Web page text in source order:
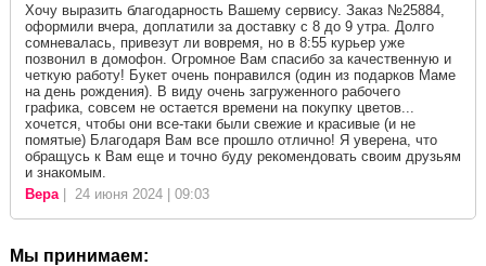
Хочу выразить благодарность Вашему сервису. Заказ №25884,
оформили вчера, доплатили за доставку с 8 до 9 утра. Долго
сомневалась, привезут ли вовремя, но в 8:55 курьер уже
позвонил в домофон. Огромное Вам спасибо за качественную и
четкую работу! Букет очень понравился (один из подарков Маме
на день рождения). В виду очень загруженного рабочего
графика, совсем не остается времени на покупку цветов...
хочется, чтобы они все-таки были свежие и красивые (и не
помятые) Благодаря Вам все прошло отлично! Я уверена, что
обращусь к Вам еще и точно буду рекомендовать своим друзьям
и знакомым.
Вера| 24 июня 2024 | 09:03
Мы принимаем: